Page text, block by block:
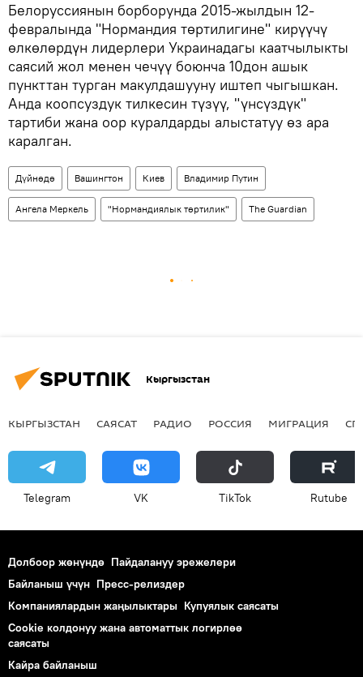
Белоруссиянын борборунда 2015-жылдын 12-
февралында "Нормандия төртилигине" кирүүчү
өлкөлөрдүн лидерлери Украинадагы каатчылыкты
саясий жол менен чечүү боюнча 10дон ашык
пункттан турган макулдашууну иштеп чыгышкан.
Анда коопсуздук тилкесин түзүү, "үнсүздүк"
тартиби жана оор куралдарды алыстатуу өз ара
каралган.
Дүйнөдө Вашингтон Киев Владимир Путин
Ангела Меркель "Нормандиялык төртилик" The Guardian
Кыргызстан
КЫРГЫЗСТАН САЯСАТ РАДИО РОССИЯ МИГРАЦИЯ
Telegram VK ТikТоk Rutube
Долбоор жөнүндө Пайдалануу эрежелери
Байланыш үчүн Пресс-релиздер
Компаниялардын жаңылыктары Купуялык саясаты
Cookie колдонуу жана автоматтык логирлөө
саясаты
Кайра байланыш